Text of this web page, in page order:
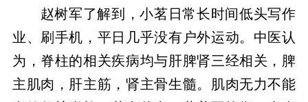
赵树军了解到，小茗日常长时间低头写作
业、刷手机，平日几乎没有户外运动。中医认
为，脊柱的相关疾病均与肝脾肾三经相关，脾
主肌肉，肝主筋，肾主骨生髓。肌肉无力不能